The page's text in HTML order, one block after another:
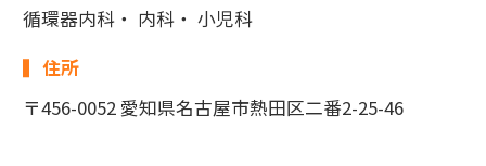
循環器内科・ 内科・ 小児科
住所
〒456-0052 愛知県名古屋市熱田区二番2-25-46